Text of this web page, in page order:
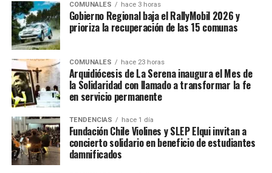
COMUNALES hace 3 horas
Gobierno Regional baja el RallyMobil 2026 y
prioriza la recuperación de las 15 comunas
COMUNALES hace 23 horas
Arquidiócesis de La Serena inaugura el Mes de
la Solidaridad con llamado a transformar la fe
en servicio permanente
TENDENCIAS hace 1 día
Fundación Chile Violines y SLEP Elqui invitan a
concierto solidario en beneficio de estudiantes
damnificados